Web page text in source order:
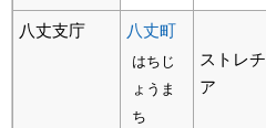
八丈支庁 八丈町
はちじ
ょうま
ち
ストレチ
ア